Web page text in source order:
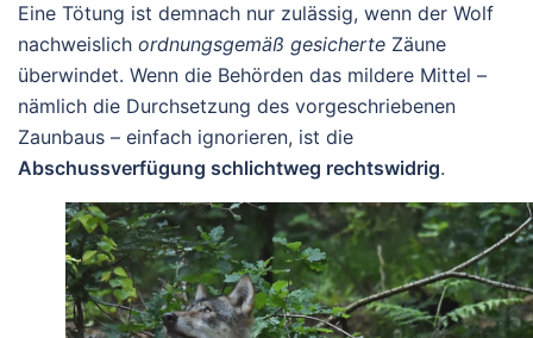
Eine Tötung ist demnach nur zulässig, wenn der Wolf
nachweislich ordnungsgemäß gesicherte Zäune
überwindet. Wenn die Behörden das mildere Mittel –
nämlich die Durchsetzung des vorgeschriebenen
Zaunbaus – einfach ignorieren, ist die
Abschussverfügung schlichtweg rechtswidrig.